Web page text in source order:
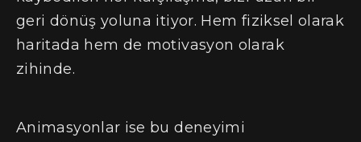
geri dönüş yoluna itiyor. Hem fiziksel olarak
haritada hem de motivasyon olarak
zihinde.
Animasyonlar ise bu deneyimi